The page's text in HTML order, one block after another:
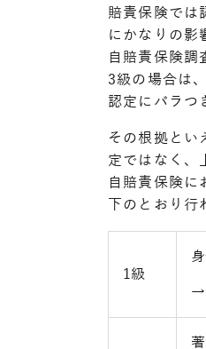
賠責保険では
にかなりの影
自賠責保険
3級の場合は
認定にバラつ
その根拠とい
定ではなく、
自賠責保険
下のとおり行
1級
→